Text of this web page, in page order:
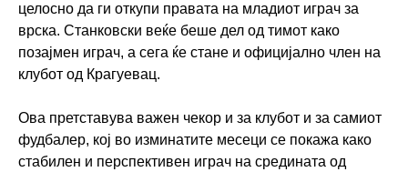
целосно да ги откупи правата на младиот играч за
врска. Станковски веќе беше дел од тимот како
позајмен играч, а сега ќе стане и официјално член на
клубот од Крагуевац.
Ова претставува важен чекор и за клубот и за самиот
фудбалер, кој во изминатите месеци се покажа како
стабилен и перспективен играч на средината од